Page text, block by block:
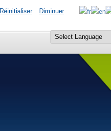
Réinitialiser Diminuer